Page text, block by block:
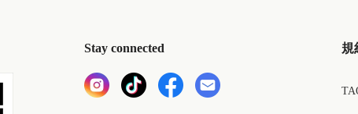
Stay connected 規